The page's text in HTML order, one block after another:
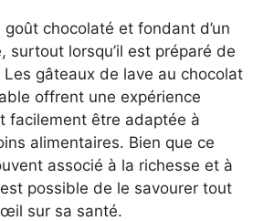
goût chocolaté et fondant d’un
surtout lorsqu’il est préparé de
Les gâteaux de lave au chocolat
offrent une expérience
facilement être adaptée à
alimentaires. Bien que ce
associé à la richesse et à
est possible de le savourer tout
sur sa santé.